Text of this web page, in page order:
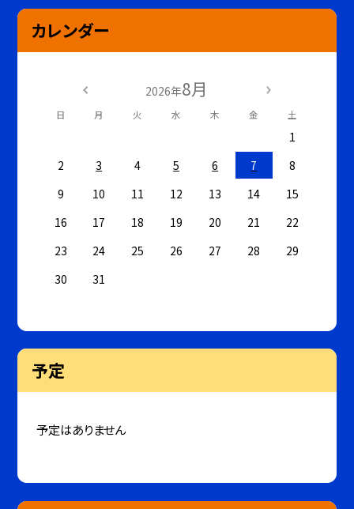
カレンダー
2026年8月
日 月 火 水 木 金 土
1
2
3 4 5 6 7
8
9
10 11 12 13 14
15
16
17 18 19 20 21
22
23
24 25 26 27 28
29
30
31
予定
予定はありません